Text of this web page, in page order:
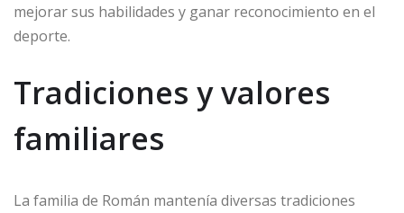
mejorar sus habilidades y ganar reconocimiento en el
deporte.
Tradiciones y valores
familiares
La familia de Román mantenía diversas tradiciones